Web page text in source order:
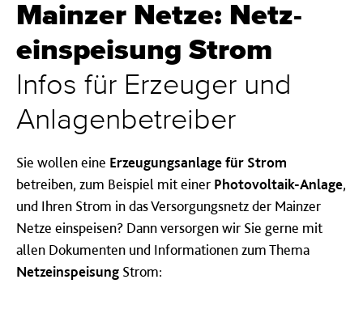
Mainzer Netze: Netz­
einspeis­ung Strom
Infos für Erzeuger und
Anlagen­be­trei­ber
Sie wollen eine Erzeugungsanlage für Strom
betreiben, zum Beispiel mit einer Photovoltaik-Anlage,
und Ihren Strom in das Versorgungsnetz der Mainzer
Netze einspeisen? Dann versorgen wir Sie gerne mit
allen Dokumenten und Informationen zum Thema
Netzeinspeisung Strom: